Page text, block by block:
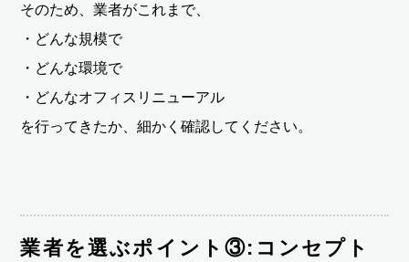
そのため、業者がこれまで、
・どんな規模で
・どんな環境で
・どんなオフィスリニューアル
を行ってきたか、細かく確認してください。
業者を選ぶポイント③:コンセプト